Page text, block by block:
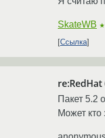
SkateWB ★
Ссылка
re:RedHat
Пакет 5.2
Может кто